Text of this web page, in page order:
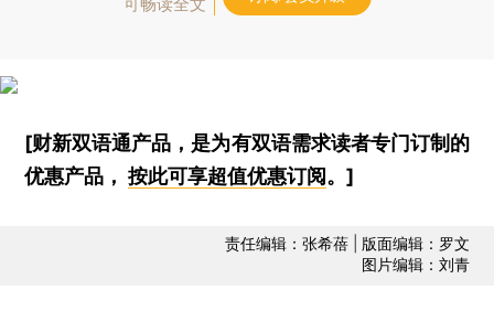
可畅读全文
[财新双语通产品，是为有双语需求读者专门订制的
优惠产品，按此可享超值优惠订阅。]
责任编辑：张希蓓 | 版面编辑：罗文
图片编辑：刘青